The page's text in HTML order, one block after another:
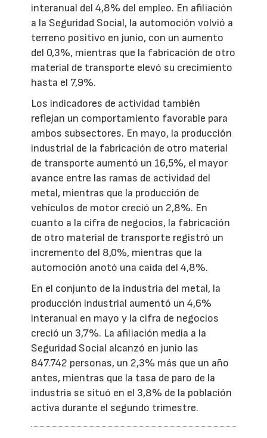
interanual del 4,8% del empleo. En afiliación
a la Seguridad Social, la automoción volvió a
terreno positivo en junio, con un aumento
del 0,3%, mientras que la fabricación de otro
material de transporte elevó su crecimiento
hasta el 7,9%.
Los indicadores de actividad también
reflejan un comportamiento favorable para
ambos subsectores. En mayo, la producción
industrial de la fabricación de otro material
de transporte aumentó un 16,5%, el mayor
avance entre las ramas de actividad del
metal, mientras que la producción de
vehículos de motor creció un 2,8%. En
cuanto a la cifra de negocios, la fabricación
de otro material de transporte registró un
incremento del 8,0%, mientras que la
automoción anotó una caída del 4,8%.
En el conjunto de la industria del metal, la
producción industrial aumentó un 4,6%
interanual en mayo y la cifra de negocios
creció un 3,7%. La afiliación media a la
Seguridad Social alcanzó en junio las
847.742 personas, un 2,3% más que un año
antes, mientras que la tasa de paro de la
industria se situó en el 3,8% de la población
activa durante el segundo trimestre.